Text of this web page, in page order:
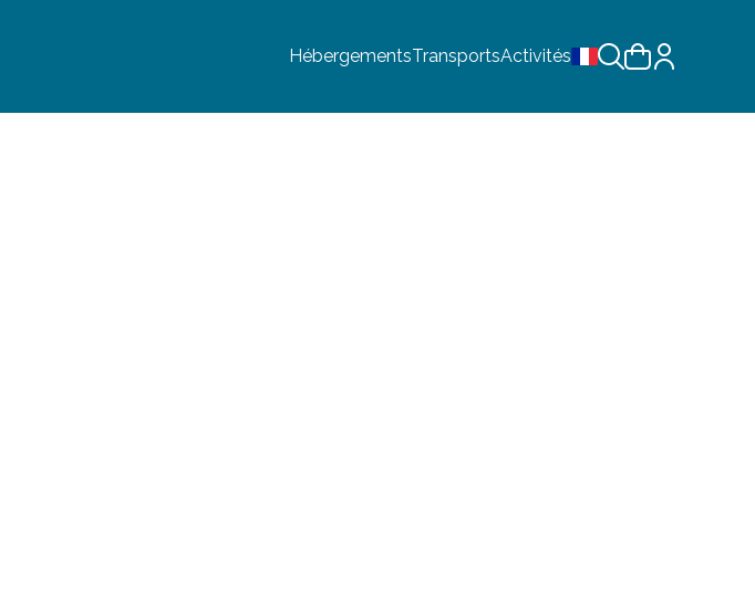
HébergementsTransportsActivitésChoix de la langue